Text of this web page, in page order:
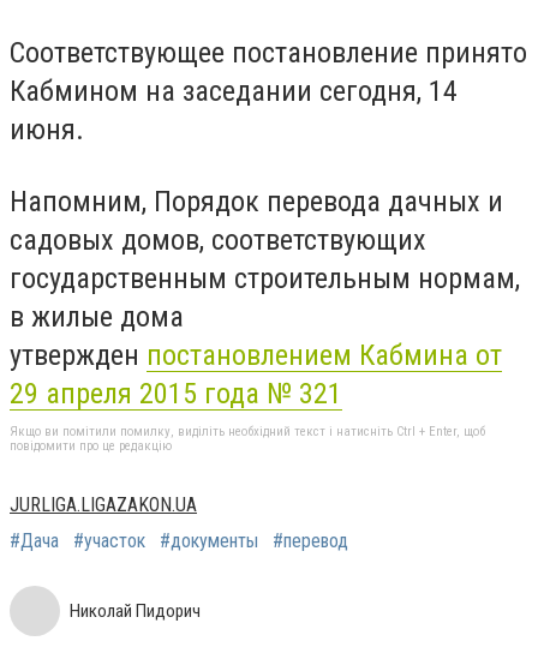
Соответствующее постановление принято
Кабмином на заседании сегодня, 14
июня.
Напомним, Порядок перевода дачных и
садовых домов, соответствующих
государственным строительным нормам,
в жилые дома
утвержден постановлением Кабмина от
29 апреля 2015 года № 321
Якщо ви помітили помилку, виділіть необхідний текст і натисніть Ctrl + Enter, щоб
повідомити про це редакцію
JURLIGA.LIGAZAKON.UA
#Дача
#участок #документы #перевод
Николай Пидорич